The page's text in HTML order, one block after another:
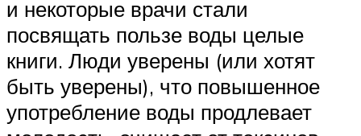
и некоторые врачи стали
посвящать пользе воды целые
книги. Люди уверены (или хотят
быть уверены), что повышенное
употребление воды продлевает